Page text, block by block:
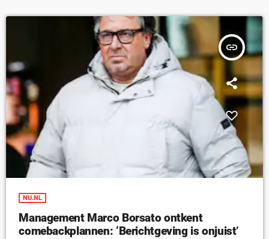
insert_link
NU.NL
Management Marco Borsato ontkent
comebackplannen: ‘Berichtgeving is onjuist’